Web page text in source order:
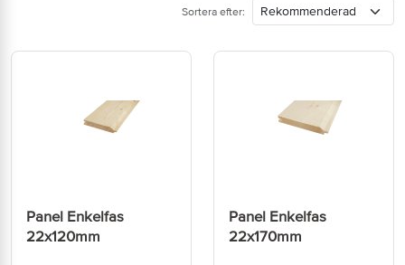
Sortera efter:
Panel Enkelfas
22x120mm
Panel Enkelfas
22x170mm